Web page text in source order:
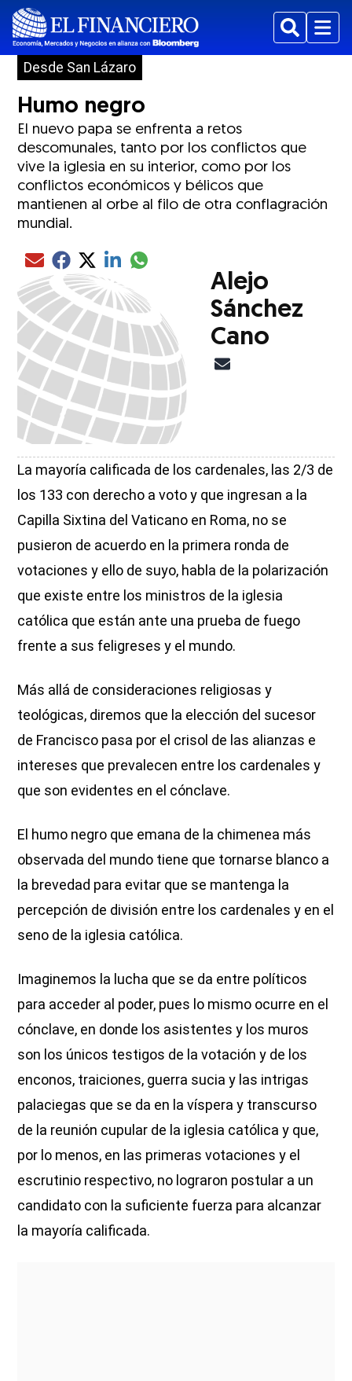
BuscarMenu
Desde San Lázaro
Humo negro
El nuevo papa se enfrenta a retos
descomunales, tanto por los conflictos que
vive la iglesia en su interior, como por los
conflictos económicos y bélicos que
mantienen al orbe al filo de otra conflagración
mundial.
Compartir el artículo actual mediante Email
Compartir el artículo actual mediante Facebook
Compartir el artículo actual mediante Twitter
Compartir el artículo actual mediante LinkedIn
Compartir el artículo actual mediante
Alejo
Sánchez
Cano
La mayoría calificada de los cardenales, las 2/3 de
los 133 con derecho a voto y que ingresan a la
Capilla Sixtina del Vaticano en Roma, no se
pusieron de acuerdo en la primera ronda de
votaciones y ello de suyo, habla de la polarización
que existe entre los ministros de la iglesia
católica que están ante una prueba de fuego
frente a sus feligreses y el mundo.
Más allá de consideraciones religiosas y
teológicas, diremos que la elección del sucesor
de Francisco pasa por el crisol de las alianzas e
intereses que prevalecen entre los cardenales y
que son evidentes en el cónclave.
El humo negro que emana de la chimenea más
observada del mundo tiene que tornarse blanco a
la brevedad para evitar que se mantenga la
percepción de división entre los cardenales y en el
seno de la iglesia católica.
Imaginemos la lucha que se da entre políticos
para acceder al poder, pues lo mismo ocurre en el
cónclave, en donde los asistentes y los muros
son los únicos testigos de la votación y de los
enconos, traiciones, guerra sucia y las intrigas
palaciegas que se da en la víspera y transcurso
de la reunión cupular de la iglesia católica y que,
por lo menos, en las primeras votaciones y el
escrutinio respectivo, no lograron postular a un
candidato con la suficiente fuerza para alcanzar
la mayoría calificada.